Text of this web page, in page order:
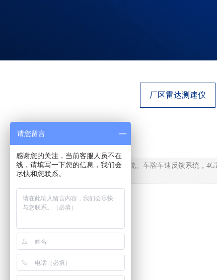
厂区雷达测速仪
本系统由雷达测速拍照系统、车牌车速反馈系统，
的理想测速解决方案。
请您留言
感谢您的关注，当前客服人员不在
线，请填写一下您的信息，我们会
尽快和您联系。